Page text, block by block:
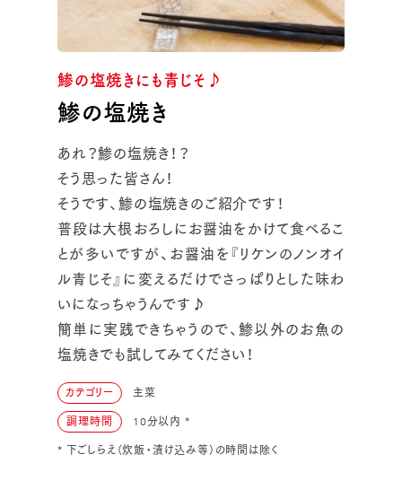
鯵の塩焼きにも青じそ♪
鯵の塩焼き
あれ？鯵の塩焼き！？
そう思った皆さん！
そうです、鯵の塩焼きのご紹介です！
普段は大根おろしにお醤油をかけて食べるこ
とが多いですが、お醤油を『リケンのノンオイ
ル青じそ』に変えるだけでさっぱりとした味わ
いになっちゃうんです♪
簡単に実践できちゃうので、鯵以外のお魚の
塩焼きでも試してみてください！
カテゴリー 主菜
調理時間 10分以内 *
* 下ごしらえ（炊飯・漬け込み等）の時間は除く